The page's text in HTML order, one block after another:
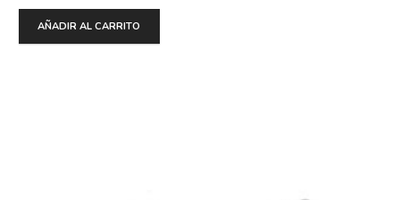
AÑADIR AL CARRITO